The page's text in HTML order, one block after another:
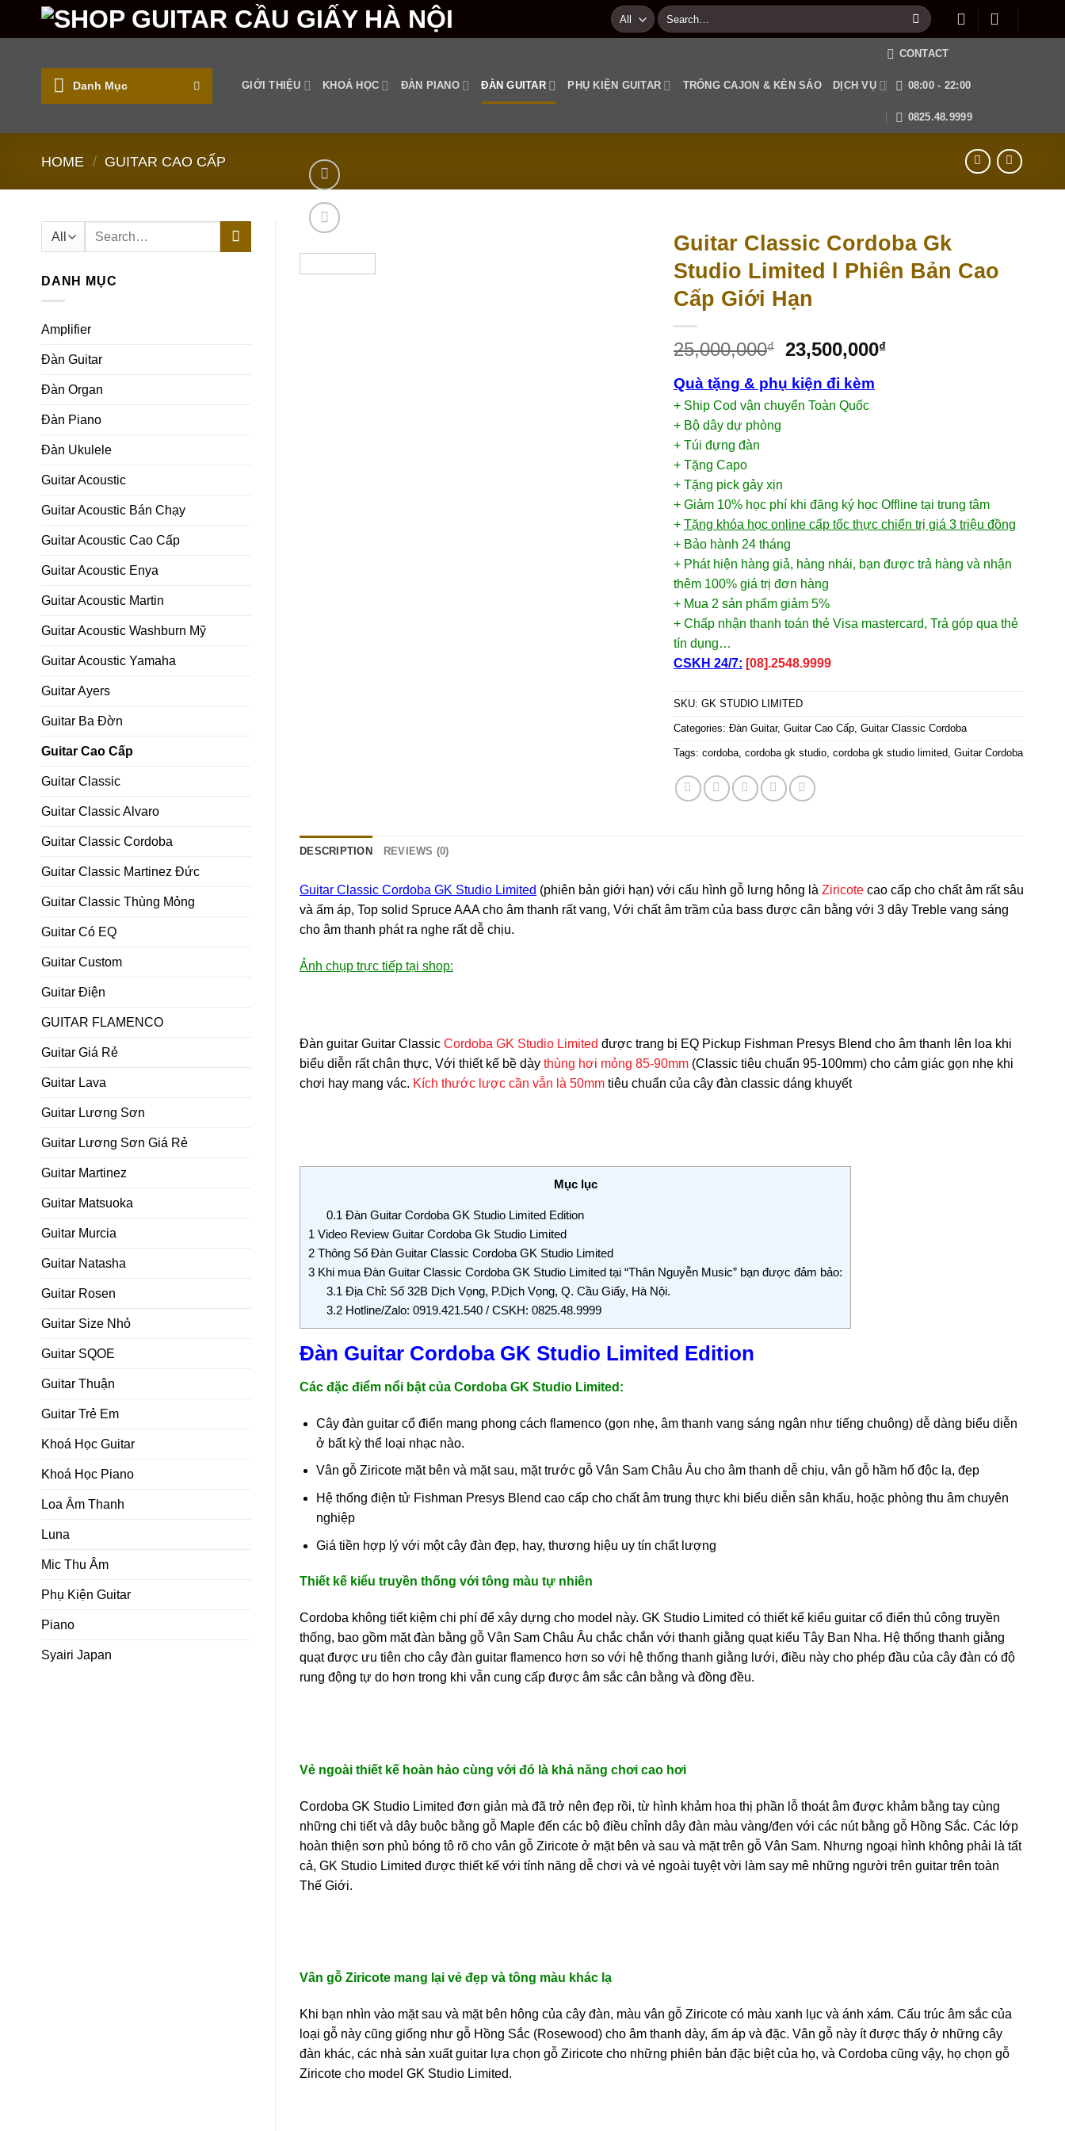
Search
for:
Danh Mục GIỚI THIỆU KHOÁ HỌC ĐÀN PIANO ĐÀN GUITAR PHỤ KIỆN GUITAR TRỐNG CAJON & KÈN SÁO DỊCH VỤ
CONTACT
08:00 - 22:00
0825.48.9999
HOME / GUITAR CAO CẤP
Search
DANH MỤC
Amplifier
Đàn Guitar
Đàn Organ
Đàn Piano
Đàn Ukulele
Guitar Acoustic
Guitar Acoustic Bán Chạy
Guitar Acoustic Cao Cấp
Guitar Acoustic Enya
Guitar Acoustic Martin
Guitar Acoustic Washburn Mỹ
Guitar Acoustic Yamaha
Guitar Ayers
Guitar Ba Đờn
Guitar Cao Cấp
Guitar Classic
Guitar Classic Alvaro
Guitar Classic Cordoba
Guitar Classic Martinez Đức
Guitar Classic Thùng Mỏng
Guitar Có EQ
Guitar Custom
Guitar Điện
GUITAR FLAMENCO
Guitar Giá Rẻ
Guitar Lava
Guitar Lương Sơn
Guitar Lương Sơn Giá Rẻ
Guitar Martinez
Guitar Matsuoka
Guitar Murcia
Guitar Natasha
Guitar Rosen
Guitar Size Nhỏ
Guitar SQOE
Guitar Thuận
Guitar Trẻ Em
Khoá Học Guitar
Khoá Học Piano
Loa Âm Thanh
Luna
Mic Thu Âm
Phụ Kiện Guitar
Piano
Syairi Japan
Guitar Classic Cordoba Gk
Studio Limited l Phiên Bản Cao
Cấp Giới Hạn
25,000,000₫ 23,500,000₫
Quà tặng & phụ kiện đi kèm
+ Ship Cod vận chuyển Toàn Quốc
+ Bộ dây dự phòng
+ Túi đựng đàn
+ Tặng Capo
+ Tặng pick gảy xịn
+ Giảm 10% học phí khi đăng ký học Offline tại trung tâm
+ Tặng khóa học online cấp tốc thực chiến trị giá 3 triệu đồng
+ Bảo hành 24 tháng
+ Phát hiện hàng giả, hàng nhái, bạn được trả hàng và nhận
thêm 100% giá trị đơn hàng
+ Mua 2 sản phẩm giảm 5%
+ Chấp nhận thanh toán thẻ Visa mastercard, Trả góp qua thẻ
tín dụng…
CSKH 24/7: [08].2548.9999
SKU: GK STUDIO LIMITED
Categories: Đàn Guitar, Guitar Cao Cấp, Guitar Classic Cordoba
Tags: cordoba, cordoba gk studio, cordoba gk studio limited, Guitar Cordoba
DESCRIPTION REVIEWS (0)
Guitar Classic Cordoba GK Studio Limited (phiên bản giới hạn) với cấu hình gỗ lưng hông là Ziricote cao cấp cho chất âm rất sâu
và ấm áp, Top solid Spruce AAA cho âm thanh rất vang, Với chất âm trầm của bass được cân bằng với 3 dây Treble vang sáng
cho âm thanh phát ra nghe rất dễ chịu.
Ảnh chụp trực tiếp tại shop:
Đàn guitar Guitar Classic Cordoba GK Studio Limited được trang bị EQ Pickup Fishman Presys Blend cho âm thanh lên loa khi
biểu diễn rất chân thực, Với thiết kế bề dày thùng hơi mỏng 85-90mm (Classic tiêu chuẩn 95-100mm) cho cảm giác gọn nhẹ khi
chơi hay mang vác. Kích thước lược cần vẫn là 50mm tiêu chuẩn của cây đàn classic dáng khuyết
Mục lục
0.1 Đàn Guitar Cordoba GK Studio Limited Edition
1 Video Review Guitar Cordoba Gk Studio Limited
2 Thông Số Đàn Guitar Classic Cordoba GK Studio Limited
3 Khi mua Đàn Guitar Classic Cordoba GK Studio Limited tại “Thân Nguyễn Music” bạn được đảm bảo:
3.1 Địa Chỉ: Số 32B Dịch Vọng, P.Dịch Vọng, Q. Cầu Giấy, Hà Nội.
3.2Hotline/Zalo: 0919.421.540 / CSKH: 0825.48.9999
Đàn Guitar Cordoba GK Studio Limited Edition
Các đặc điểm nổi bật của Cordoba GK Studio Limited:
Cây đàn guitar cổ điển mang phong cách flamenco (gọn nhẹ, âm thanh vang sáng ngân như tiếng chuông) dễ dàng biểu diễn
ở bất kỳ thể loại nhạc nào.
Vân gỗ Ziricote mặt bên và mặt sau, mặt trước gỗ Vân Sam Châu Âu cho âm thanh dễ chịu, vân gỗ hầm hố độc lạ, đẹp
Hệ thống điện tử Fishman Presys Blend cao cấp cho chất âm trung thực khi biểu diễn sân khấu, hoặc phòng thu âm chuyên
nghiệp
Giá tiền hợp lý với một cây đàn đẹp, hay, thương hiệu uy tín chất lượng
Thiết kế kiểu truyền thống với tông màu tự nhiên
Cordoba không tiết kiệm chi phí để xây dựng cho model này. GK Studio Limited có thiết kế kiểu guitar cổ điển thủ công truyền
thống, bao gồm mặt đàn bằng gỗ Vân Sam Châu Âu chắc chắn với thanh giằng quạt kiểu Tây Ban Nha. Hệ thống thanh giằng
quạt được ưu tiên cho cây đàn guitar flamenco hơn so với hệ thống thanh giằng lưới, điều này cho phép đầu của cây đàn có độ
rung động tự do hơn trong khi vẫn cung cấp được âm sắc cân bằng và đồng đều.
Vẻ ngoài thiết kế hoàn hảo cùng với đó là khả năng chơi cao hơi
Cordoba GK Studio Limited đơn giản mà đã trở nên đẹp rồi, từ hình khảm hoa thị phần lỗ thoát âm được khảm bằng tay cùng
những chi tiết và dây buộc bằng gỗ Maple đến các bộ điều chỉnh dây đàn màu vàng/đen với các nút bằng gỗ Hồng Sắc. Các lớp
hoàn thiện sơn phủ bóng tô rõ cho vân gỗ Ziricote ở mặt bên và sau và mặt trên gỗ Vân Sam. Nhưng ngoại hình không phải là tất
cả, GK Studio Limited được thiết kế với tính năng dễ chơi và vẻ ngoài tuyệt vời làm say mê những người trên guitar trên toàn
Thế Giới.
Vân gỗ Ziricote mang lại vẻ đẹp và tông màu khác lạ
Khi bạn nhìn vào mặt sau và mặt bên hông của cây đàn, màu vân gỗ Ziricote có màu xanh lục và ánh xám. Cấu trúc âm sắc của
loại gỗ này cũng giống như gỗ Hồng Sắc (Rosewood) cho âm thanh dày, ấm áp và đặc. Vân gỗ này ít được thấy ở những cây
đàn khác, các nhà sản xuất guitar lựa chọn gỗ Ziricote cho những phiên bản đặc biệt của họ, và Cordoba cũng vậy, họ chọn gỗ
Ziricote cho model GK Studio Limited.